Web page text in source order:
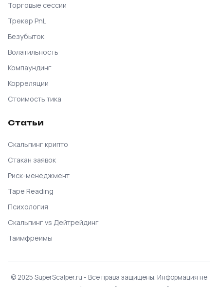
Торговые сессии
Трекер PnL
Безубыток
Волатильность
Компаундинг
Корреляции
Стоимость тика
Статьи
Скальпинг крипто
Стакан заявок
Риск-менеджмент
Tape Reading
Психология
Скальпинг vs Дейтрейдинг
Таймфреймы
© 2025 SuperScalper.ru - Все права защищены. Информация не